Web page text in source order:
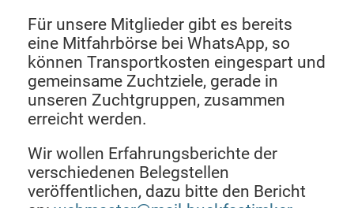
Für unsere Mitglieder gibt es bereits
eine Mitfahrbörse bei WhatsApp, so
können Transportkosten eingespart und
gemeinsame Zuchtziele, gerade in
unseren Zuchtgruppen, zusammen
erreicht werden.
Wir wollen Erfahrungsberichte der
verschiedenen Belegstellen
veröffentlichen, dazu bitte den Bericht